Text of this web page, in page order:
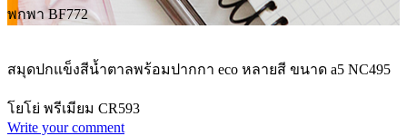
พกพา BF772
สมุดปกแข็งสีน้ำตาลพร้อมปากกา eco หลายสี ขนาด a5 NC495
โยโย่ พรีเมียม CR593
Write your comment